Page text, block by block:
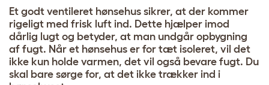
Et godt ventileret hønsehus sikrer, at der kommer
rigeligt med frisk luft ind. Dette hjælper imod
dårlig lugt og betyder, at man undgår opbygning
af fugt. Når et hønsehus er for tæt isoleret, vil det
ikke kun holde varmen, det vil også bevare fugt. Du
skal bare sørge for, at det ikke trækker ind i